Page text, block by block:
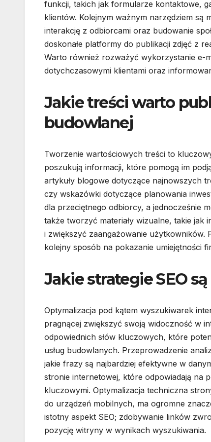
funkcji, takich jak formularze kontaktowe,
klientów. Kolejnym ważnym narzędziem są
interakcję z odbiorcami oraz budowanie
doskonałe platformy do publikacji zdjęć z
Warto również rozważyć wykorzystanie e-
dotychczasowymi klientami oraz
Jakie treści warto
budowlanej
Tworzenie wartościowych treści to
poszukują informacji, które pomogą im
artykuły blogowe dotyczące najnowszych
czy wskazówki dotyczące planowania
dla przeciętnego odbiorcy, a jednocześnie
także tworzyć materiały wizualne, takie
i zwiększyć zaangażowanie użytkowników.
kolejny sposób na pokazanie umiejętności
Jakie strategie SEO
Optymalizacja pod kątem wyszukiwarek
pragnącej zwiększyć swoją widoczność w
odpowiednich słów kluczowych, które
usług budowlanych. Przeprowadzenie
jakie frazy są najbardziej efektywne w
stronie internetowej, które odpowiadają na
kluczowymi. Optymalizacja techniczna
do urządzeń mobilnych, ma ogromne
istotny aspekt SEO; zdobywanie linków
pozycję witryny w wynikach wyszukiwania.